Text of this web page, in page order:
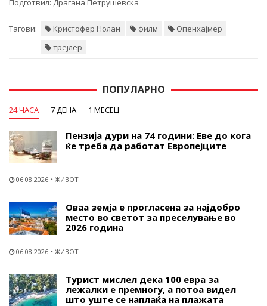
Подготвил: Драгана Петрушевска
Тагови: Кристофер Нолан филм
Опенхајмер
трејлер
ПОПУЛАРНО
24 ЧАСА 7 ДЕНА 1 МЕСЕЦ
Пензија дури на 74 години: Еве до кога
ќе треба да работат Европејците
06.08.2026 ЖИВОТ
Оваа земја е прогласена за најдобро
место во светот за преселување во
2026 година
06.08.2026 ЖИВОТ
Турист мислел дека 100 евра за
лежалки е премногу, а потоа видел
што уште се наплаќа на плажата